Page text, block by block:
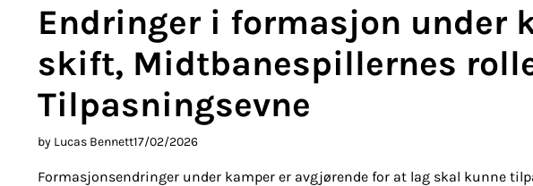
Endringer i formasjon under
skift, Midtbanespillernes
Tilpasningsevne
by Lucas Bennett17/02/2026
Formasjonsendringer under kamper er avgjørende for at lag skal kunne